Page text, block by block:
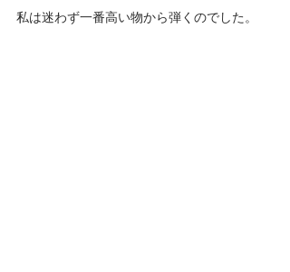
私は迷わず一番高い物から弾くのでした。